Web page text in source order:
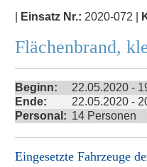
Einsatz Nr.: 2020-072 |
Flächenbrand,
Beginn:
22.05.2020 -
Ende:
22.05.2020 -
Personal: 14 Personen
Eingesetzte Fahrzeuge